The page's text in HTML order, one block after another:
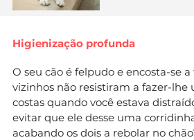
Higienização profunda
O seu cão é felpudo e encosta-se
vizinhos não resistiram a fazer-lhe
costas quando você estava
evitar que ele desse uma
acabando os dois a rebolar no